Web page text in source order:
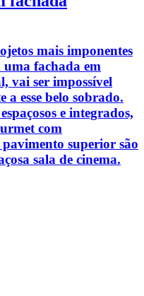
mais imponentes
fachada em
vai ser impossível
a esse belo sobrado.
e integrados,
com
superior são
sala de cinema.